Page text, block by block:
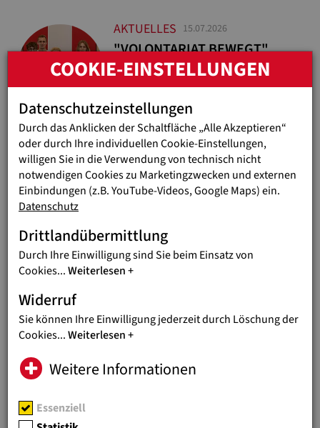
AKTUELLES 15.07.2026
"VOLONTARIAT BEWEGT"
ENTSENDET 24 FREIWILLIGE
Sozialministerin Korinna Schumann
würdigt Engagement junger Menschen.
AKTUELLES 01.07.2026
ERDBEBEN IN VENEZUELA:
WOLFGANG WEDAN VOR ORT
Nothilfe-Koordinator berichtet von
Leid
AKTUELLES
Thema: Wie können Kinderrechte im
digitalen Raum wirksam geschützt
COOKIE-EINSTELLUNGEN
Datenschutzeinstellungen
Durch das Anklicken der Schaltfläche „Alle Akzeptieren“
oder durch Ihre individuellen Cookie-Einstellungen,
willigen Sie in die Verwendung von technisch nicht
notwendigen Cookies zu Marketingzwecken und externen
Einbindungen (z.B. YouTube-Videos, Google Maps) ein.
Datenschutz
Drittlandübermittlung
Durch Ihre Einwilligung sind Sie beim Einsatz von
Cookies...Weiterlesen
Widerruf
Sie können Ihre Einwilligung jederzeit durch Löschung der
Cookies...Weiterlesen
Weitere Informationen
Essenziell